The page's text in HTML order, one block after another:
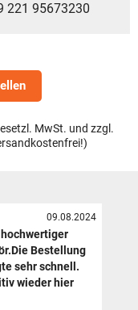
221 95673230
MwSt. und zzgl.
09.08.2024
Bestellung
sehr schnell.
wieder hier